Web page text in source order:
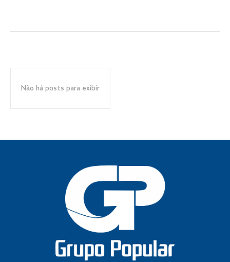
Não há posts para exibir